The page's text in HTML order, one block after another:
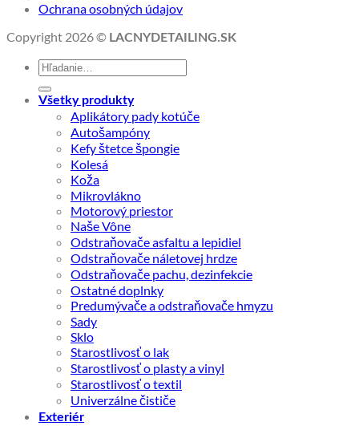
Ochrana osobných údajov
Copyright 2026 © LACNYDETAILING.SK
Hľadať:
Všetky produkty
Aplikátory pady kotúče
Autošampóny
Kefy štetce špongie
Kolesá
Koža
Mikrovlákno
Motorový priestor
Naše Vône
Odstraňovače asfaltu a lepidiel
Odstraňovače náletovej hrdze
Odstraňovače pachu, dezinfekcie
Ostatné doplnky
Predumývače a odstraňovače hmyzu
Sady
Sklo
Starostlivosť o lak
Starostlivosť o plasty a vinyl
Starostlivosť o textil
Univerzálne čističe
Exteriér